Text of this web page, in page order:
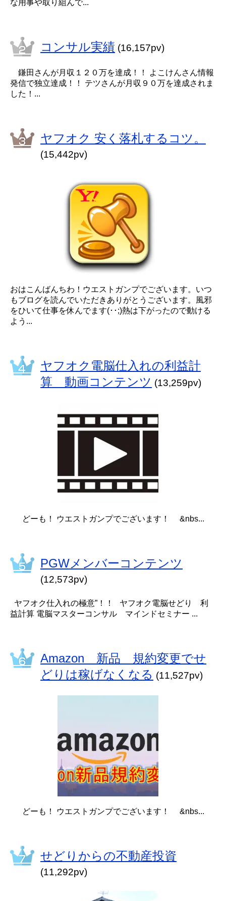
な用事や取り組んで...
コンサル実績 (16,157pv)
鎌田さんが月収１２０万を達成！！ よこけんさん情報
発信で独立達成！！ テツさんが月収９０万を達成されま
した！...
ヤフオク 安く落札するコツ。
(15,442pv)
おはこんばんちわ！ウエストガンプでございます。いつ
もブログを読んでいただきありがとうございます。風邪
をひいて仕事を休んでます(･･;)熱は下がったので動ける
よう...
ヤフオク電脳仕入れの利益計
算 動画コンテンツ (13,259pv)
どーも！ ウエストガンプでございます！ &nbs...
PGWメンバーコンテンツ
(12,573pv)
ヤフオク仕入れの極意”！！ ヤフオク電脳せどり 利
益計算 電脳マスターコンサル マインドセミナー ...
Amazon 新品 規約変更でせ
どりは稼げなくなる (11,527pv)
どーも！ ウエストガンプでございます！ &nbs...
せどりからの不動産投資
(11,292pv)